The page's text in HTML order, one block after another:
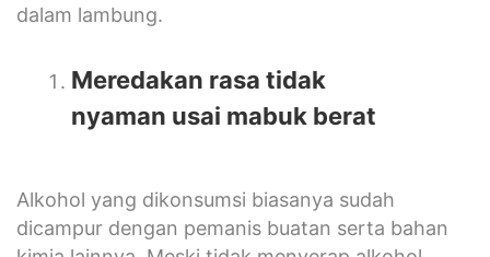
dalam lambung.
Meredakan rasa tidak
nyaman usai mabuk berat
Alkohol yang dikonsumsi biasanya sudah
dicampur dengan pemanis buatan serta bahan